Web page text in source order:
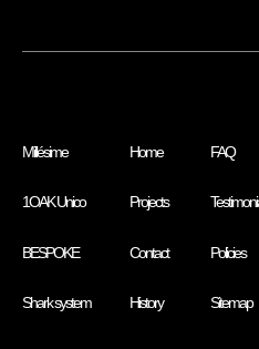
Millésime
1OAK Unico
BESPOKE
Shark system
Home
Projects
Contact
History
FAQ
Policies
Sitemap